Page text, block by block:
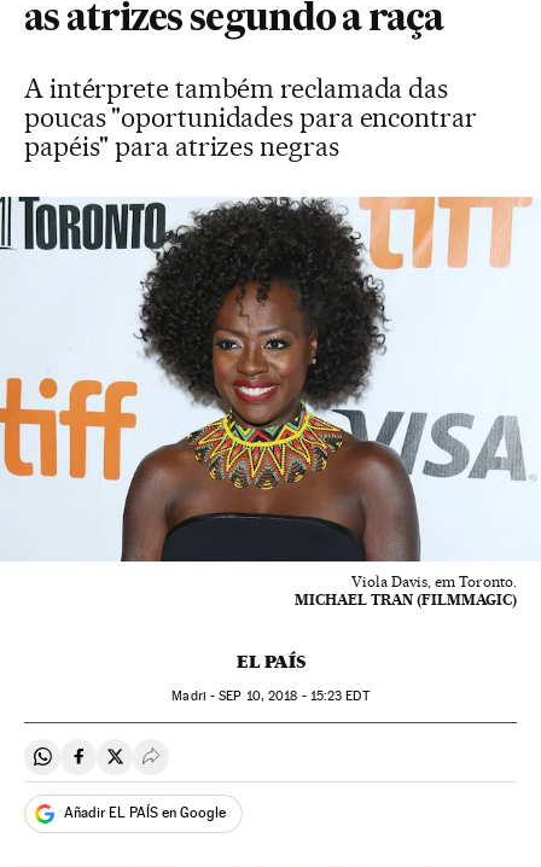
as atrizes segundo a raça
A intérprete também reclamada das
poucas "oportunidades para encontrar
papéis" para atrizes negras
Viola Davis, em Toronto.
MICHAEL TRAN (FILMMAGIC)
EL PAÍS
Madri -SEP 10, 2018 - 15:23 EDT
Compartir en Whatsapp
Compartir en Facebook
Compartir en Twitter
Desplegar Redes Sociales
Añadir EL PAÍS en Google